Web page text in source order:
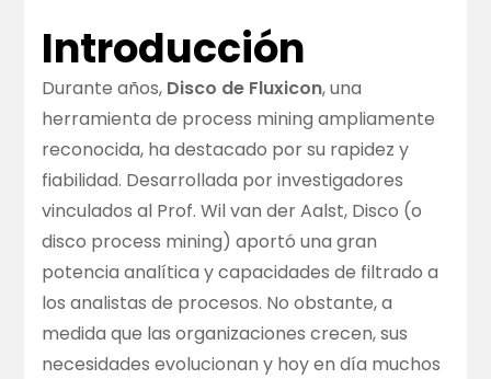
Introducción
Durante años, Disco de Fluxicon, una
herramienta de process mining ampliamente
reconocida, ha destacado por su rapidez y
fiabilidad. Desarrollada por investigadores
vinculados al Prof. Wil van der Aalst, Disco (o
disco process mining) aportó una gran
potencia analítica y capacidades de filtrado a
los analistas de procesos. No obstante, a
medida que las organizaciones crecen, sus
necesidades evolucionan y hoy en día muchos